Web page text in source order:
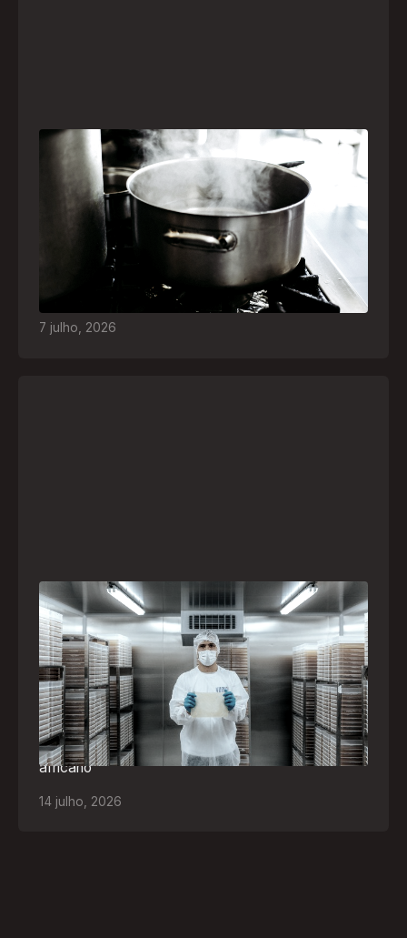
Frio leva brasileiros a improvisar para se
aquecer e aumenta risco de queimaduras
dentro de casa
O inverno chegou e, com ele, práticas perigosas
para espantar o frio voltam a ser comuns. Saiba
quais são os riscos e como agir em caso de
7 julho 2026
A paranaense Vuelo Pharma é uma das 13
empresas brasileiras selecionadas para
representar o Brasil na maior feira de
negócios de Angola
Empresa participará da FILDA 2026, em Luanda,
levando tecnologias brasileiras para tratamento de
feridas, ostomia e proteção cutânea ao mercado
africano
14 julho 2026